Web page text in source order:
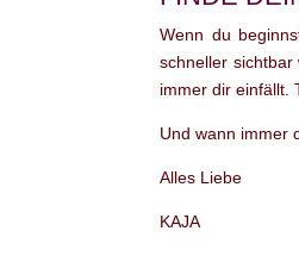
Wenn du
schneller sichtbar
immer dir einfällt.
Und wann immer
Alles Liebe
KAJA